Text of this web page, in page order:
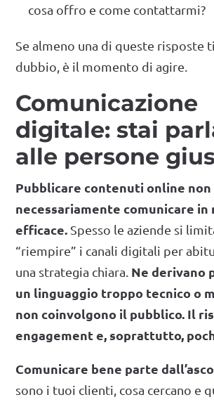
cosa offro e come contattarmi?
Se almeno una di queste risposte
dubbio, è il momento di agire.
Comunicazione
digitale: stai
alle persone
Pubblicare contenuti online
necessariamente comunicare in
efficace. Spesso le aziende si
“riempire” i canali digitali per
una strategia chiara. Ne derivano
un linguaggio troppo tecnico o
non coinvolgono il pubblico. Il
engagement e, soprattutto,
Comunicare bene parte
sono i tuoi clienti, cosa cercano e